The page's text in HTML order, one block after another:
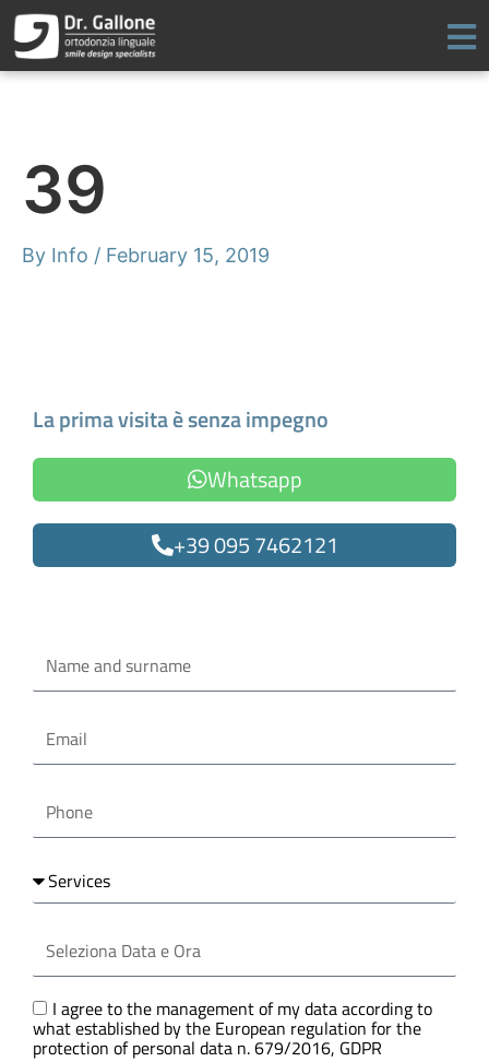
Skip
to
content
39
By Info / February 15, 2019
La prima visita è senza impegno
Whatsapp
+39 095 7462121
and
surname
Services
Data
e
GDPR
I agree to the management of my data according to
what established by the European regulation for the
protection of personal data n. 679/2016, GDPR